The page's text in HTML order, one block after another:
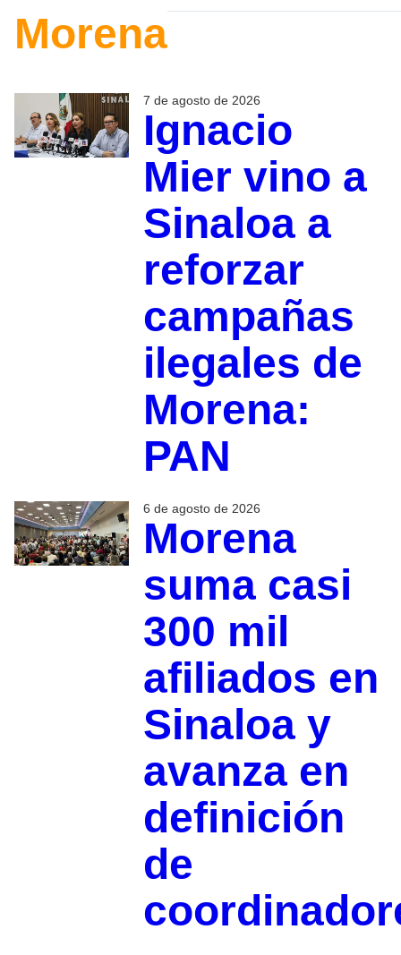
Morena
7 de agosto de 2026
Ignacio
Mier vino a
Sinaloa a
reforzar
campañas
ilegales de
Morena:
PAN
6 de agosto de 2026
Morena
suma casi
300 mil
afiliados en
Sinaloa y
avanza en
definición
de